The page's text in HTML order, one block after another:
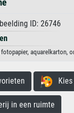
ID: 26746
aquarelkarton,
Kies
in een ruimte